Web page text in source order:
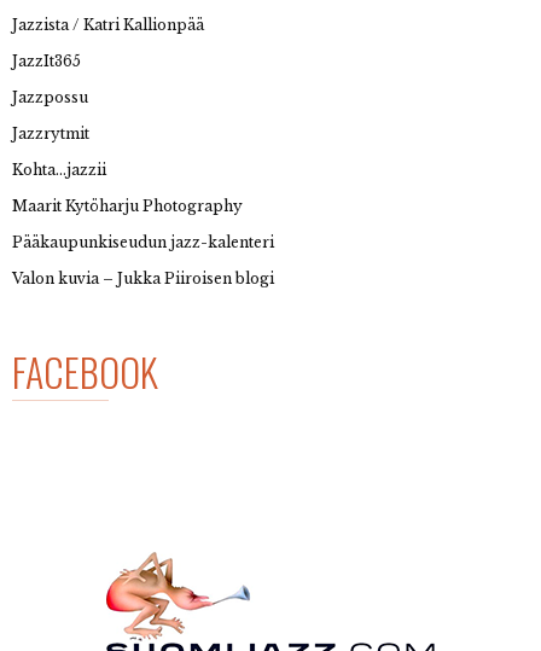
Jazzista / Katri Kallionpää
JazzIt365
Jazzpossu
Jazzrytmit
Kohta…jazzii
Maarit Kytöharju Photography
Pääkaupunkiseudun jazz-kalenteri
Valon kuvia – Jukka Piiroisen blogi
FACEBOOK